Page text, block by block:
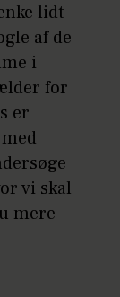
lidt
af de
i
for
er
vi skal
mere